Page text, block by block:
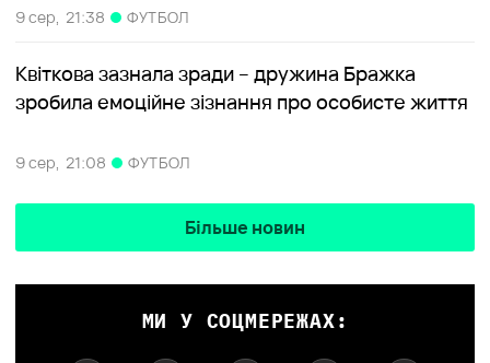
9 сер, 21:38 ФУТБОЛ
Квіткова зазнала зради – дружина Бражка
зробила емоційне зізнання про особисте життя
9 сер, 21:08 ФУТБОЛ
Більше новин
МИ У СОЦМЕРЕЖАХ: